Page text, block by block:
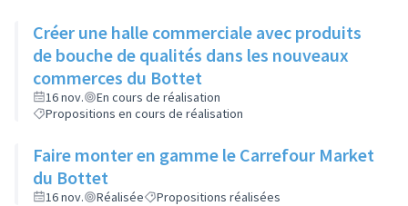
Créer une halle commerciale avec produits
de bouche de qualités dans les nouveaux
commerces du Bottet
16 nov.
En cours de réalisation
Propositions en cours de réalisation
Faire monter en gamme le Carrefour Market
du Bottet
16 nov. Réalisée Propositions réalisées